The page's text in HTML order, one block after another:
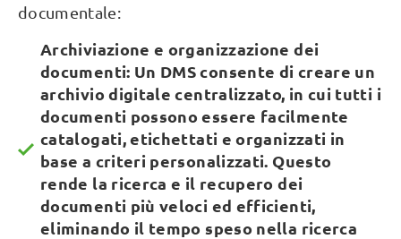
documentale:
Archiviazione e organizzazione dei
documenti: Un DMS consente di creare un
archivio digitale centralizzato, in cui tutti i
documenti possono essere facilmente
catalogati, etichettati e organizzati in
base a criteri personalizzati. Questo
rende la ricerca e il recupero dei
documenti più veloci ed efficienti,
eliminando il tempo speso nella ricerca